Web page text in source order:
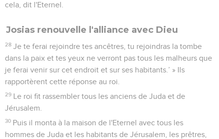
cela, dit l'Eternel.
Josias renouvelle l'alliance avec Dieu
28 Je te ferai rejoindre tes ancêtres, tu rejoindras la tombe
dans la paix et tes yeux ne verront pas tous les malheurs que
je ferai venir sur cet endroit et sur ses habitants.’ » Ils
rapportèrent cette réponse au roi.
29 Le roi fit rassembler tous les anciens de Juda et de
Jérusalem.
30 Puis il monta à la maison de l'Eternel avec tous les
hommes de Juda et les habitants de Jérusalem, les prêtres,